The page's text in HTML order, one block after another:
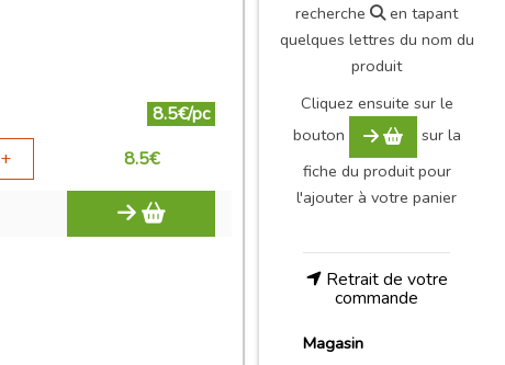
8.5€/pc
+ 8.5€
recherche
en tapant
quelques lettres du nom du
produit
Cliquez ensuite sur le
bouton
sur la
fiche du produit pour
l'ajouter à votre panier
Retrait de votre
commande
Magasin